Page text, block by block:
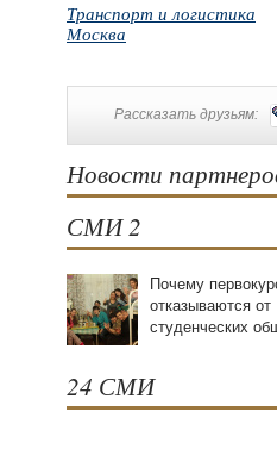
Транспорт и логистика
Москва
Рассказать друзьям:
Новости
СМИ 2
Почему
отказываются от
студенческих
24 СМИ